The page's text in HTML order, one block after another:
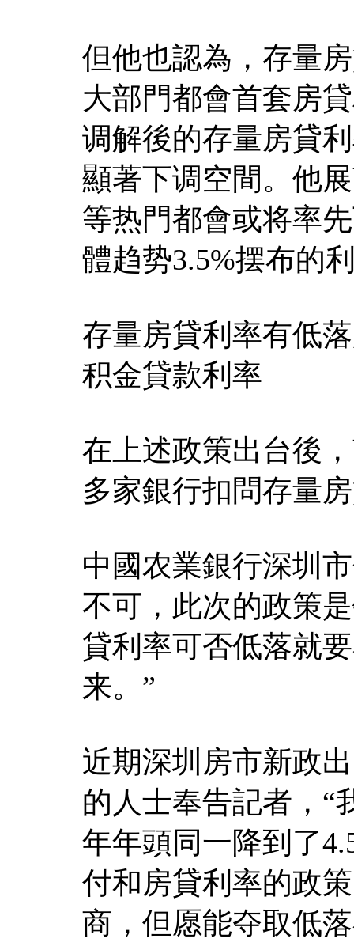
但他也認為，存量
大部門都會首套房
调解後的存量房貸
顯著下调空間。他
等热門都會或将率
體趋势3.5%摆布的
存量房貸利率有低
积金貸款利率
在上述政策出台後
多家銀行扣問存量
中國农業銀行深圳
不可，此次的政策
貸利率可否低落就
来。”
近期深圳房市新政
的人士奉告記者，“
年年頭同一降到了
付和房貸利率的政
商，但愿能夺取低